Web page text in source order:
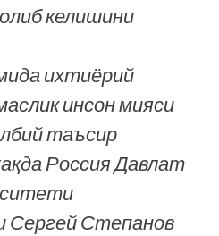
келишини
ихтиёрий
инсон мияси
таъсир
Россия Давлат
Сергей Степанов